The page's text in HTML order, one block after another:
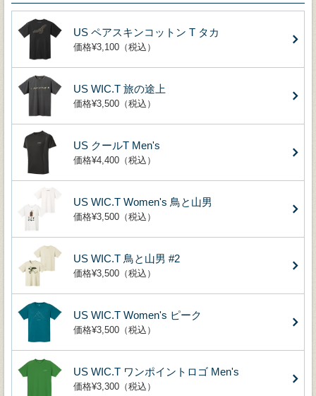
US ペアスキンコットン T タカ
価格¥3,100（税込）
US WIC.T 旅の途上
価格¥3,500（税込）
US クールT Men's
価格¥4,400（税込）
US WIC.T Women's 鳥と山男
価格¥3,500（税込）
US WIC.T 鳥と山男 #2
価格¥3,500（税込）
US WIC.T Women's ピーク
価格¥3,500（税込）
US WIC.T ワンポイントロゴ Men's
価格¥3,300（税込）